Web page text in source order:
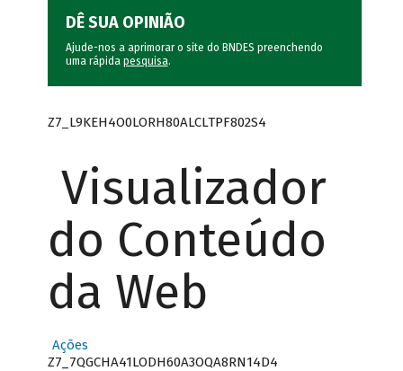
DÊ SUA OPINIÃO
Ajude-nos a aprimorar o site do BNDES preenchendo
uma rápida pesquisa.
Z7_L9KEH4O0LORH80ALCLTPF802S4
Visualizador
do Conteúdo
da Web
Ações
Z7_7QGCHA41LODH60A3OQA8RN14D4